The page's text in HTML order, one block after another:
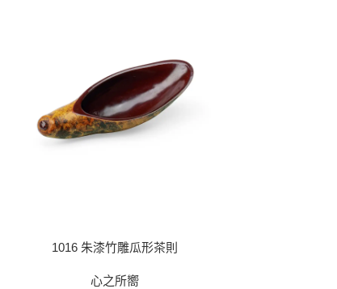
1016 朱漆竹雕瓜形茶則
心之所嚮